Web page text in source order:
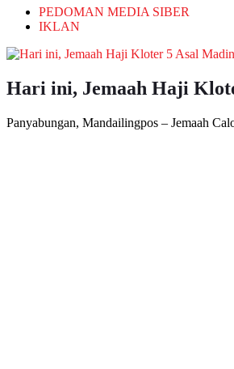
PEDOMAN MEDIA SIBER
IKLAN
Hari ini, Jemaah Haji
Panyabungan, Mandailingpos – Jemaah